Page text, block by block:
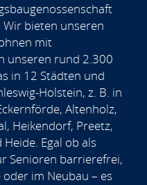
bieten unseren
mit
unseren rund 2.300
in 12 Städten und
Holstein, z. B. in
Altenholz,
Heikendorf, Preetz,
Egal ob als
Senioren barrierefrei,
im Neubau – es